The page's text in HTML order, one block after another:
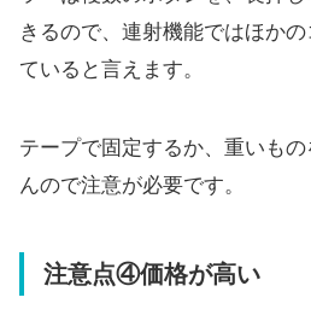
きるので、連射機能ではほか
ていると言えます。
テープで固定するか、重いも
んので注意が必要です。
注意点④価格が高い